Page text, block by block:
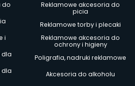
do
Reklamowe akcesoria do
picia
Reklamowe torby i plecaki
i
Reklamowe akcesoria do
ochrony i higieny
dla
Poligrafia, nadruki reklamowe
dla
Akcesoria do alkoholu